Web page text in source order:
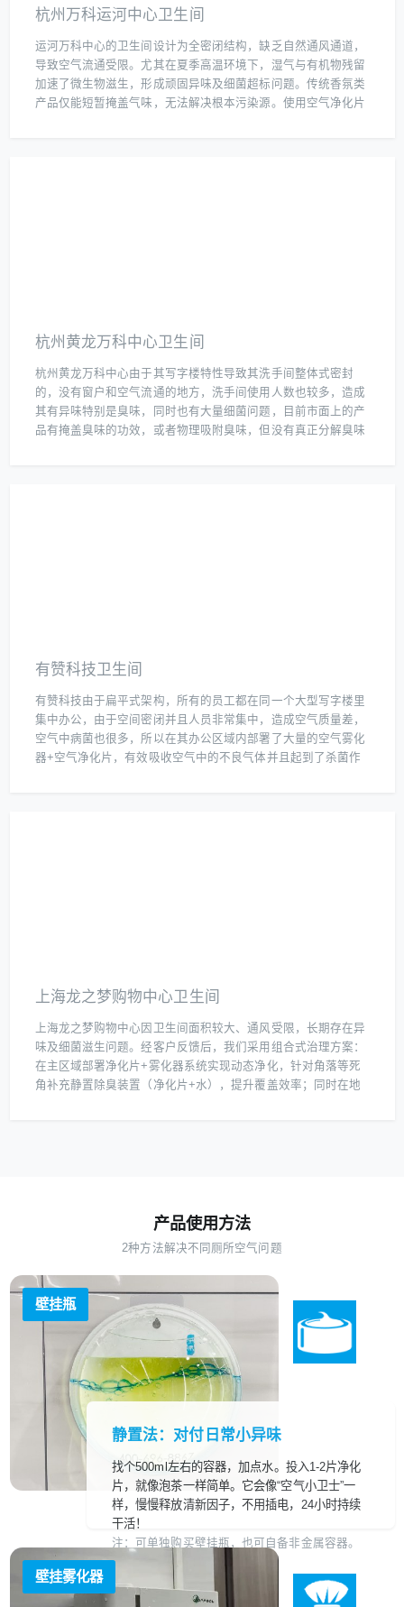
杭州万科运河中心卫生间
运河万科中心的卫生间设计为全密闭结构，缺乏自然通风通道，
导致空气流通受限。尤其在夏季高温环境下，湿气与有机物残留
加速了微生物滋生，形成顽固异味及细菌超标问题。传统香氛类
产品仅能短暂掩盖气味，无法解决根本污染源。使用空气净化片
杭州黄龙万科中心卫生间
杭州黄龙万科中心由于其写字楼特性导致其洗手间整体式密封
的，没有窗户和空气流通的地方，洗手间使用人数也较多，造成
其有异味特别是臭味，同时也有大量细菌问题，目前市面上的产
品有掩盖臭味的功效，或者物理吸附臭味，但没有真正分解臭味
有赞科技卫生间
有赞科技由于扁平式架构，所有的员工都在同一个大型写字楼里
集中办公，由于空间密闭并且人员非常集中，造成空气质量差，
空气中病菌也很多，所以在其办公区域内部署了大量的空气雾化
器+空气净化片，有效吸收空气中的不良气体并且起到了杀菌作
上海龙之梦购物中心卫生间
上海龙之梦购物中心因卫生间面积较大、通风受限，长期存在异
味及细菌滋生问题。经客户反馈后，我们采用组合式治理方案：
在主区域部署净化片+雾化器系统实现动态净化，针对角落等死
角补充静置除臭装置（净化片+水），提升覆盖效率；同时在地
产品使用方法
2种方法解决不同厕所空气问题
壁挂瓶
静置法：对付日常小异味
找个500ml左右的容器，加点水。投入1-2片净化
片，就像泡茶一样简单。它会像“空气小卫士”一
样，慢慢释放清新因子，不用插电，24小时持续
干活！
注：可单独购买壁挂瓶，也可自备非金属容器。
壁挂雾化器